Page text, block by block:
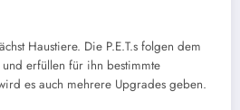
Haustiere. Die P.E.T.s folgen dem
erfüllen für ihn bestimmte
es auch mehrere Upgrades geben.